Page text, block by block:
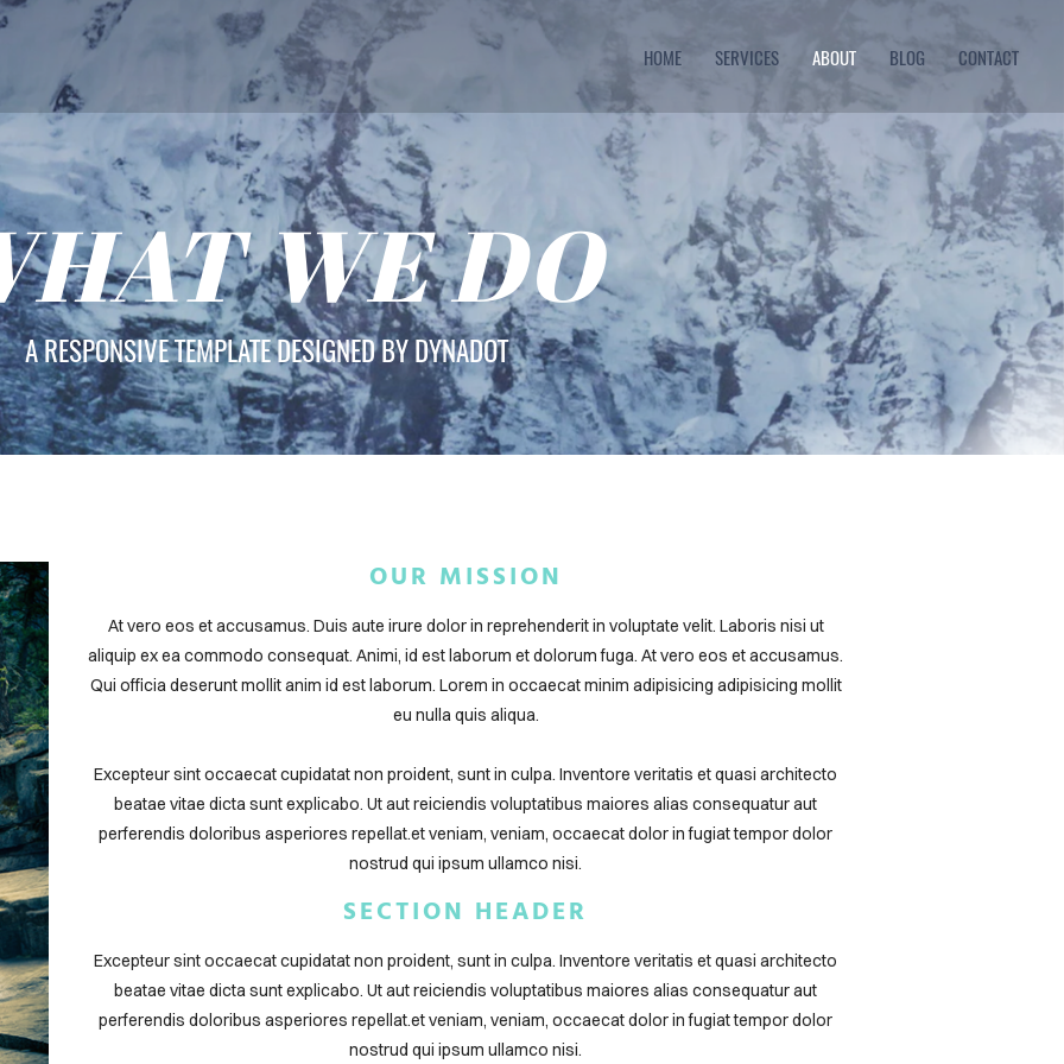
HOME SERVICES ABOUT BLOG CONTACT
WE DO
A RESPONSIVE TEMPLATE DESIGNED BY DYNADOT
OUR MISSION
At vero eos et accusamus. Duis aute irure dolor in reprehenderit in voluptate velit. Laboris nisi ut
aliquip ex ea commodo consequat. Animi, id est laborum et dolorum fuga. At vero eos et accusamus.
Qui officia deserunt mollit anim id est laborum. Lorem in occaecat minim adipisicing adipisicing mollit
eu nulla quis aliqua.
Excepteur sint occaecat cupidatat non proident, sunt in culpa. Inventore veritatis et quasi architecto
beatae vitae dicta sunt explicabo. Ut aut reiciendis voluptatibus maiores alias consequatur aut
perferendis doloribus asperiores repellat.et veniam, veniam, occaecat dolor in fugiat tempor dolor
nostrud qui ipsum ullamco nisi.
SECTION HEADER
Excepteur sint occaecat cupidatat non proident, sunt in culpa. Inventore veritatis et quasi architecto
beatae vitae dicta sunt explicabo. Ut aut reiciendis voluptatibus maiores alias consequatur aut
perferendis doloribus asperiores repellat.et veniam, veniam, occaecat dolor in fugiat tempor dolor
nostrud qui ipsum ullamco nisi.